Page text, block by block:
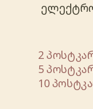
2
5
10